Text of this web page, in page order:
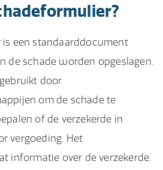
een standaarddocument
de schade worden opgeslagen.
door
om de schade te
of de verzekerde in
vergoeding. Het
informatie over de verzekerde,